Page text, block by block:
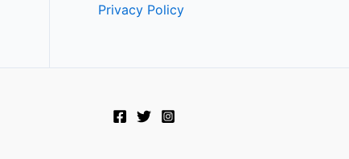
Privacy Policy